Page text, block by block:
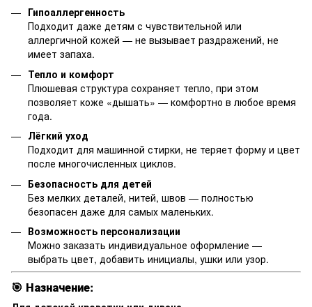
Гипоаллергенность
Подходит даже детям с чувствительной или
аллергичной кожей — не вызывает раздражений, не
имеет запаха.
Тепло и комфорт
Плюшевая структура сохраняет тепло, при этом
позволяет коже «дышать» — комфортно в любое время
года.
Лёгкий уход
Подходит для машинной стирки, не теряет форму и цвет
после многочисленных циклов.
Безопасность для детей
Без мелких деталей, нитей, швов — полностью
безопасен даже для самых маленьких.
Возможность персонализации
Можно заказать индивидуальное оформление —
выбрать цвет, добавить инициалы, ушки или узор.
🎯 Назначение: